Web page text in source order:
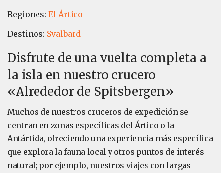
Regiones: El Ártico
Destinos: Svalbard
Disfrute de una vuelta completa a
la isla en nuestro crucero
«Alrededor de Spitsbergen»
Muchos de nuestros cruceros de expedición se
centran en zonas específicas del Ártico o la
Antártida, ofreciendo una experiencia más específica
que explora la fauna local y otros puntos de interés
natural; por ejemplo, nuestros viajes con largas